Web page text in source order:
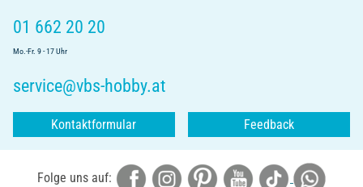
01 662 20 20
Mo.-Fr. 9 - 17 Uhr
service@vbs-hobby.at
Kontaktformular Feedback
Folge uns auf: